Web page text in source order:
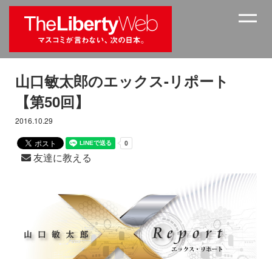
山口敏太郎のエックス-リポート
【第50回】
2016.10.29
友達に教える